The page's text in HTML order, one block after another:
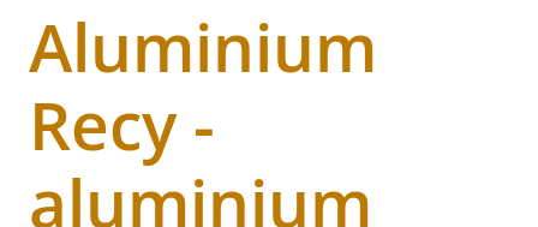
Aluminium
Recy -
aluminium